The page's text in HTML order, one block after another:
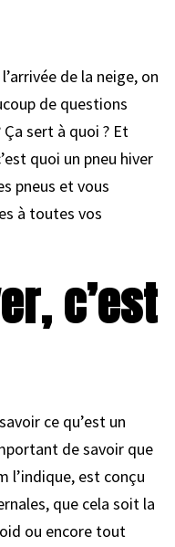
de la neige, on
de questions
sert à quoi ? Et
quoi un pneu hiver
pneus et vous
à toutes vos
c’est
ce qu’est un
de savoir que
l’indique, est conçu
que cela soit la
ou encore tout